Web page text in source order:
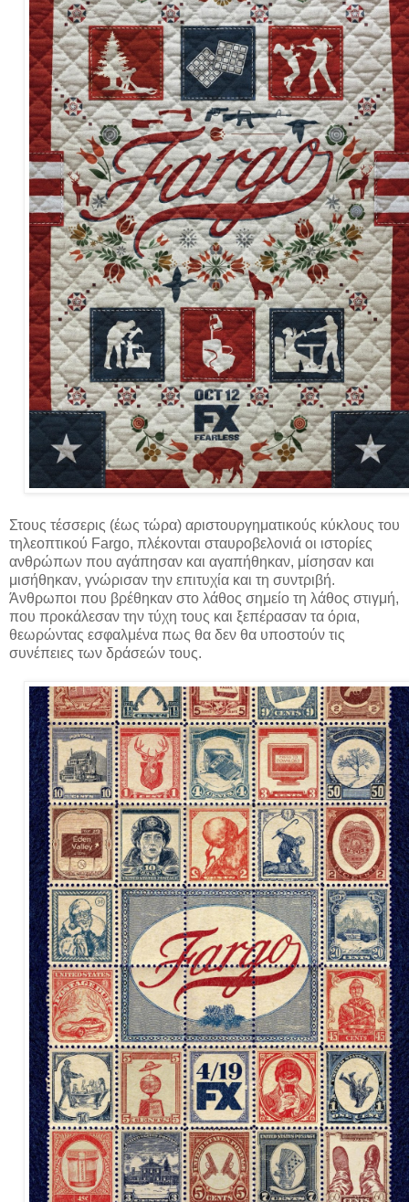
Στους τέσσερις (έως τώρα) αριστουργηματικούς κύκλους του
τηλεοπτικού Fargo, πλέκονται σταυροβελονιά οι ιστορίες
ανθρώπων που αγάπησαν και αγαπήθηκαν, μίσησαν και
μισήθηκαν, γνώρισαν την επιτυχία και τη συντριβή.
Άνθρωποι που βρέθηκαν στο λάθος σημείο τη λάθος στιγμή,
που προκάλεσαν την τύχη τους και ξεπέρασαν τα όρια,
θεωρώντας εσφαλμένα πως θα δεν θα υποστούν τις
συνέπειες των δράσεών τους.